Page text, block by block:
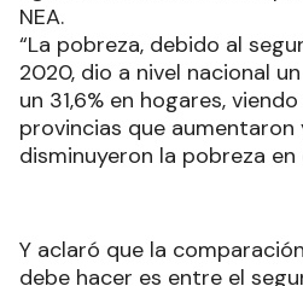
NEA.
“La pobreza, debido al
2020, dio a nivel nacional
un 31,6% en hogares,
provincias que
disminuyeron la pobreza
Y aclaró que la
debe hacer es entre el